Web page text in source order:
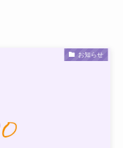
お知らせ